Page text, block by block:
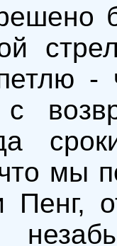
мы